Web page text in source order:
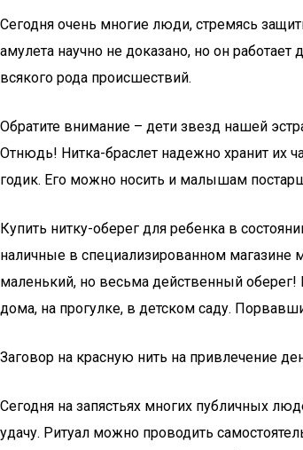
Сегодня очень многие люди, стремясь
амулета научно не доказано, но он
всякого рода происшествий.
Обратите внимание – дети звезд нашей
Отнюдь! Нитка-браслет надежно хранит их
годик. Его можно носить и малышам
Купить нитку-оберег для ребенка в
наличные в специализированном магазине
маленький, но весьма действенный
дома, на прогулке, в детском саду.
Заговор на красную нить на привлечение
Сегодня на запястьях многих публичных
удачу. Ритуал можно проводить